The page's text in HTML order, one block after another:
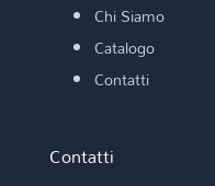
Chi Siamo
Catalogo
Contatti
Contatti